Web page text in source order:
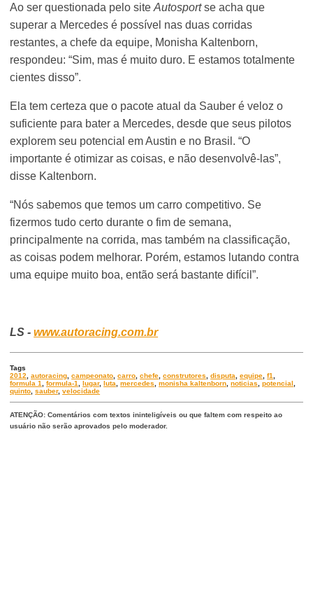
Ao ser questionada pelo siteAutosportse acha que
superar a Mercedes é possível nas duas corridas
restantes, a chefe da equipe, Monisha Kaltenborn,
respondeu: “Sim, mas é muito duro. E estamos totalmente
cientes disso”.
Ela tem certeza que o pacote atual da Sauber é veloz o
suficiente para bater a Mercedes, desde que seus pilotos
explorem seu potencial em Austin e no Brasil. “O
importante é otimizar as coisas, e não desenvolvê-las”,
disse Kaltenborn.
“Nós sabemos que temos um carro competitivo. Se
fizermos tudo certo durante o fim de semana,
principalmente na corrida, mas também na classificação,
as coisas podem melhorar. Porém, estamos lutando contra
uma equipe muito boa, então será bastante difícil”.
LS -www.autoracing.com.br
Tags
2012
,autoracing ,campeonato ,carro ,chefe ,construtores ,disputa ,equipe ,f1
formula 1
,formula-1 ,lugar,luta ,mercedes ,monisha kaltenborn ,noticias ,potencial
quinto ,sauber,velocidade
ATENÇÃO: Comentários com textos ininteligíveis ou que faltem com respeito ao
usuário não serão aprovados pelo moderador.